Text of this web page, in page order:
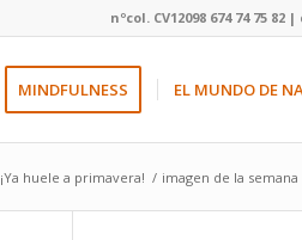
nºcol. CV12098 674 74 75
MINDFULNESS EL MUNDO DE
¡Ya huele a primavera! / imagen de la semana